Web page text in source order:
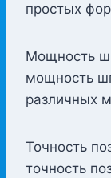
простых
Мощность
мощность
различных
Точность
точность